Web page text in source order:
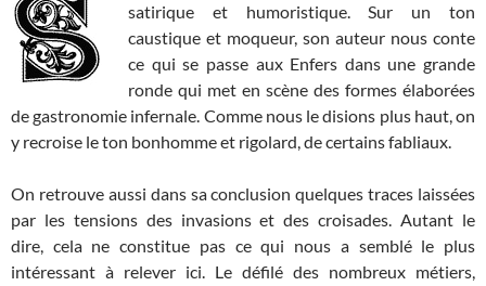
satirique et humoristique. Sur un ton
caustique et moqueur, son auteur nous conte
ce qui se passe aux Enfers dans une grande
ronde qui met en scène des formes élaborées
de gastronomie infernale. Comme nous le disions plus haut, on
y recroise le ton bonhomme et rigolard, de certains fabliaux.
On retrouve aussi dans sa conclusion quelques traces laissées
par les tensions des invasions et des croisades. Autant le
dire, cela ne constitue pas ce qui nous a semblé le plus
intéressant à relever ici. Le défilé des nombreux métiers,